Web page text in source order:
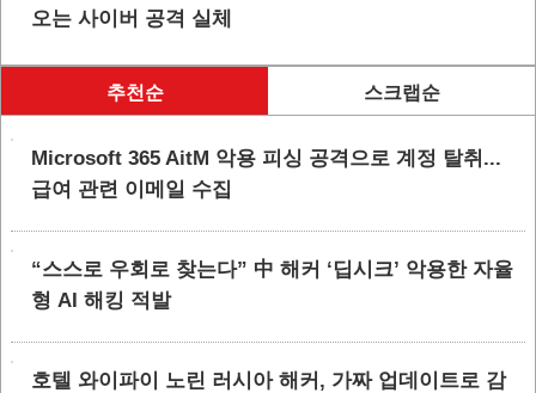
오는 사이버 공격 실체
추천순 스크랩순
Microsoft 365 AitM 악용 피싱 공격으로 계정 탈취...
급여 관련 이메일 수집
“스스로 우회로 찾는다” 中 해커 ‘딥시크’ 악용한 자율
형 AI 해킹 적발
호텔 와이파이 노린 러시아 해커, 가짜 업데이트로 감